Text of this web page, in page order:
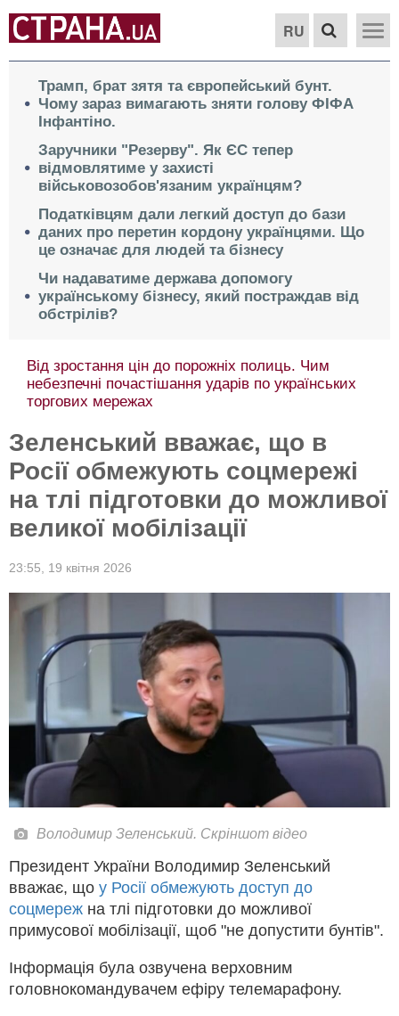
RU
Трамп, брат зятя та європейський бунт.
Чому зараз вимагають зняти голову ФІФА
Інфантіно.
Заручники "Резерву". Як ЄС тепер
відмовлятиме у захисті
військовозобов'язаним українцям?
Податківцям дали легкий доступ до бази
даних про перетин кордону українцями. Що
це означає для людей та бізнесу
Чи надаватиме держава допомогу
українському бізнесу, який постраждав від
обстрілів?
Від зростання цін до порожніх полиць. Чим
небезпечні почастішання ударів по українських
торгових мережах
Зеленський вважає, що в
Росії обмежують соцмережі
на тлі підготовки до можливої
великої мобілізації
23:55, 19 квітня 2026
Володимир Зеленський. Скріншот відео
Президент України Володимир Зеленський
вважає, що у Росії обмежують доступ до
соцмереж на тлі підготовки до можливої
примусової мобілізації, щоб "не допустити бунтів".
Інформація була озвучена верховним
головнокомандувачем ефіру телемарафону.